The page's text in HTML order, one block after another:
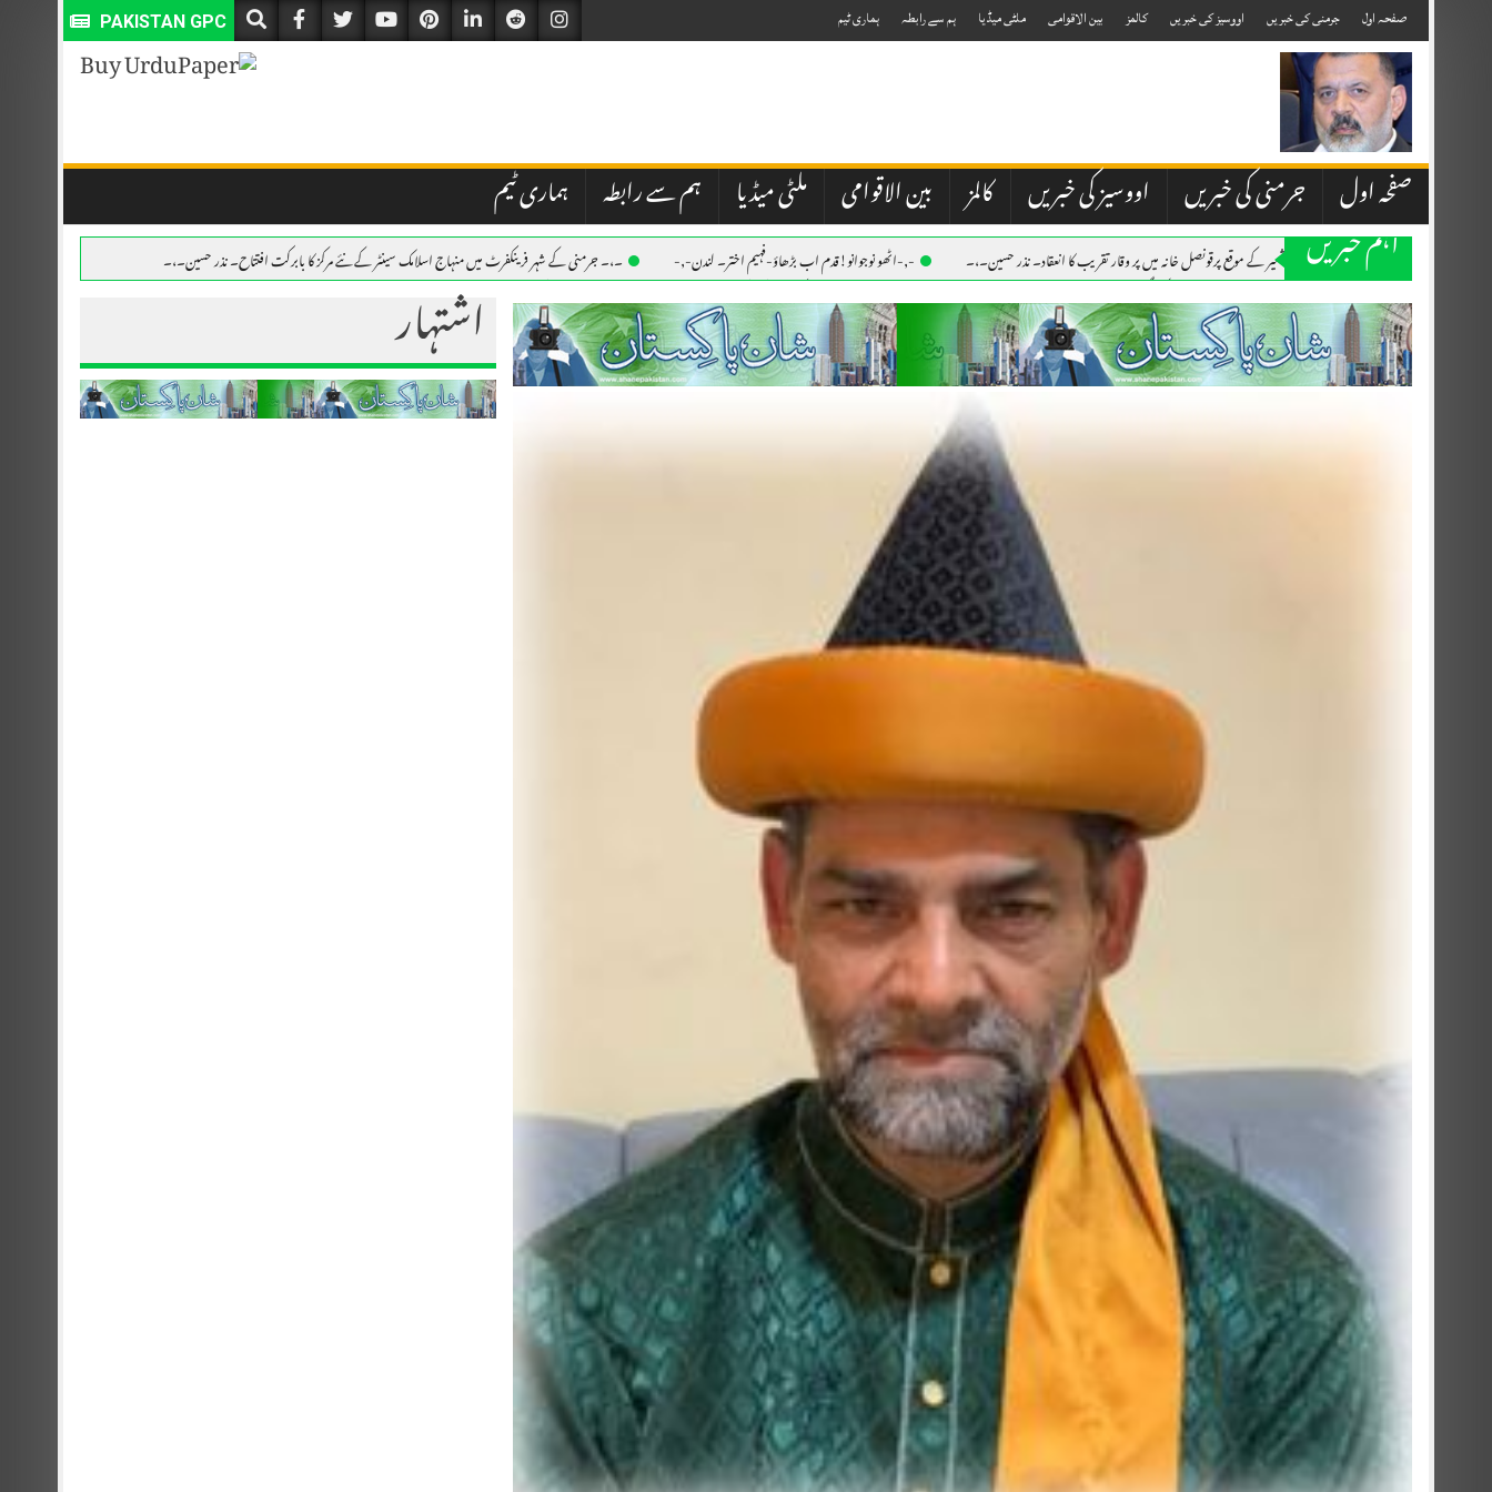
to
content
PAKISTAN GPC صفحہ اول جرمنی کی خبریں اووسیز کی خبریں کالمز بین الاقوامی ملٹی میڈیا ہم سے رابطہ ہماری ٹیم
صفحہ اول جرمنی کی خبریں اووسیز کی خبریں کالمز بین الاقوامی ملٹی میڈیا ہم سے رابطہ ہماری ٹیم
اہم خبریں
۔،۔ یوم استحصال کشمیر کے موقع پرقونصل خانہ میں پر وقار تقریب کا انعقاد۔ نذر حسین۔،۔ -,-اٹھو نوجوانو!قدم اب بڑھاؤ-فہیم اختر۔ لندن-,- ۔،۔ جرمنی کے شہر فرینکفرٹ میں منہاج اسلامک سینٹر کے نئے مرکز کا بابرکت افتتاح۔ نذر حسین۔،۔
۔،۔ آگ بجھانے والے دو ہیلی کاپٹر فضا میں ٹکرا گئے،دو اہلکار ہلاک۔برطانوی پائلٹ محفوظ۔ نذر حسین۔،۔ ۔،۔ فرینکفرٹ کے مرکزی ریلوے اسٹیشن پر لڑائی،نوجوان چاقو کے وار سے زخمی، ملزمان فرار۔ نذر حسین۔،۔
اشتہار